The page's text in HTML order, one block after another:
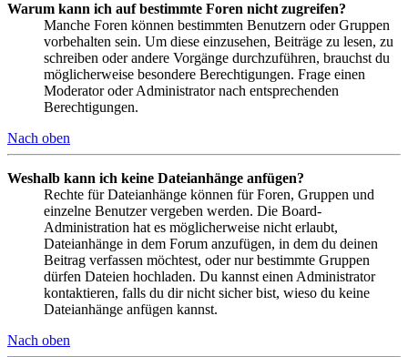
Warum kann ich auf bestimmte Foren nicht zugreifen?
Manche Foren können bestimmten Benutzern oder Gruppen
vorbehalten sein. Um diese einzusehen, Beiträge zu lesen, zu
schreiben oder andere Vorgänge durchzuführen, brauchst du
möglicherweise besondere Berechtigungen. Frage einen
Moderator oder Administrator nach entsprechenden
Berechtigungen.
Nach oben
Weshalb kann ich keine Dateianhänge anfügen?
Rechte für Dateianhänge können für Foren, Gruppen und
einzelne Benutzer vergeben werden. Die Board-
Administration hat es möglicherweise nicht erlaubt,
Dateianhänge in dem Forum anzufügen, in dem du deinen
Beitrag verfassen möchtest, oder nur bestimmte Gruppen
dürfen Dateien hochladen. Du kannst einen Administrator
kontaktieren, falls du dir nicht sicher bist, wieso du keine
Dateianhänge anfügen kannst.
Nach oben